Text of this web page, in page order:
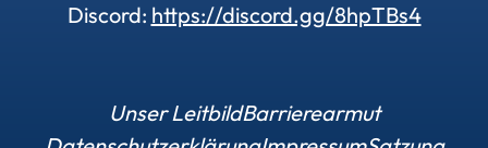
Discord: https://discord.gg/8hpTBs4
Unser LeitbildBarrierearmut